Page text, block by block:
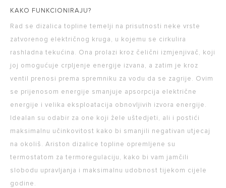
KAKO FUNKCIONIRAJU?
Rad se dizalica topline temelji na prisutnosti neke vrste
zatvorenog električnog kruga, u kojemu se cirkulira
rashladna tekućina. Ona prolazi kroz čelični izmjenjivač, koji
joj omogućuje crpljenje energije izvana, a zatim je kroz
ventil prenosi prema spremniku za vodu da se zagrije. Ovim
se prijenosom energije smanjuje apsorpcija električne
energije i velika eksploatacija obnovljivih izvora energije.
Idealan su odabir za one koji žele uštedjeti, ali i postići
maksimalnu učinkovitost kako bi smanjili negativan utjecaj
na okoliš. Ariston dizalice topline opremljene su
termostatom za termoregulaciju, kako bi vam jamčili
slobodu upravljanja i maksimalnu udobnost tijekom cijele
godine.